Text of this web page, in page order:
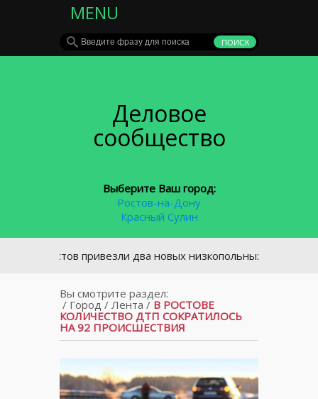
MENU
Деловое
сообщество
Выберите Ваш город:
Ростов-на-Дону
Красный Сулин
Ростов привезли два новых низкопольных трамвая
Вы смотрите раздел:
/ Город/ Лента / В РОСТОВЕ
КОЛИЧЕСТВО ДТП СОКРАТИЛОСЬ
НА 92 ПРОИСШЕСТВИЯ